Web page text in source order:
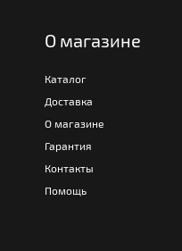
О магазине
Каталог
Доставка
О магазине
Гарантия
Контакты
Помощь